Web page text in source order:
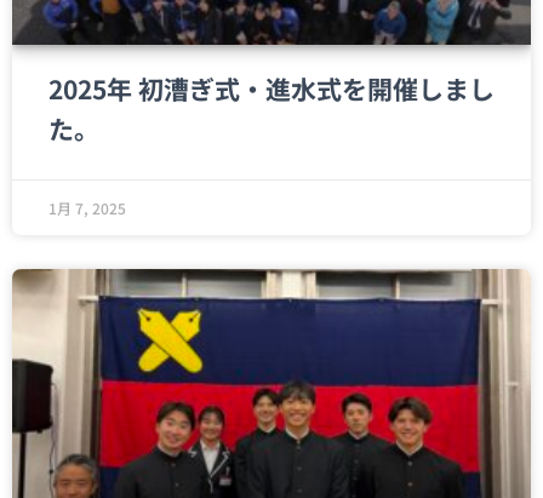
2025年 初漕ぎ式・進水式を開催しまし
た。
1月 7, 2025